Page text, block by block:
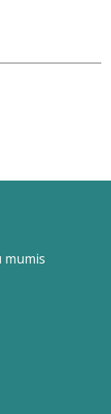
mumis